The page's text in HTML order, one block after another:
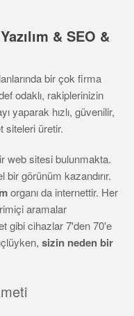
& SEO &
bir çok firma
odaklı, rakiplerinizin
yaparak hızlı, güvenilir,
siteleri üretir.
web sitesi bulunmakta.
görünüm kazandırır.
organı da internettir. Her
aramalar
gibi cihazlar 7'den 70'e
sizin neden bir